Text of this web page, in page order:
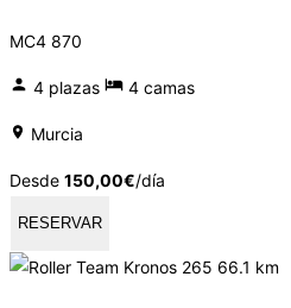
MC4 870
4 plazas 4 camas
Murcia
Desde 150,00€/día
RESERVAR
66.1 km